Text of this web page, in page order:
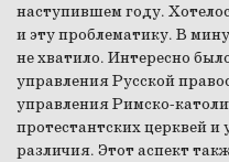
наступившем году.
и эту проблематику. В
не хватило. Интересно
управления Русской
управления Римско-
протестантских церквей и
различия. Этот аспект